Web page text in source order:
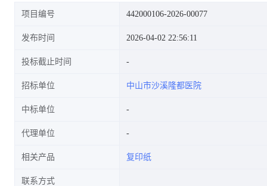
项目编号 442000106-2026-00077
发布时间 2026-04-02 22:56:11
投标截止时间
招标单位 中山市沙溪隆都医院
中标单位
代理单位
相关产品 复印纸
联系方式